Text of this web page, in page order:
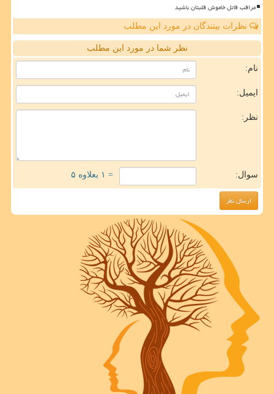
مراقب قاتل خاموش قلبتان باشید
نظرات بینندگان در مورد این مطلب
نظر شما در مورد این مطلب
نام:
ایمیل:
نظر:
سوال: = ۱ بعلاوه ۵